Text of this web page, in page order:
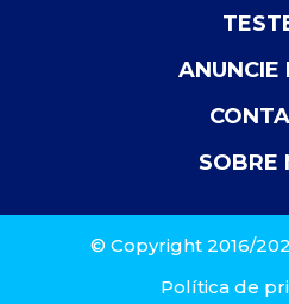
ANUNCIE
SOBRE
© Copyright 2016/
Política de